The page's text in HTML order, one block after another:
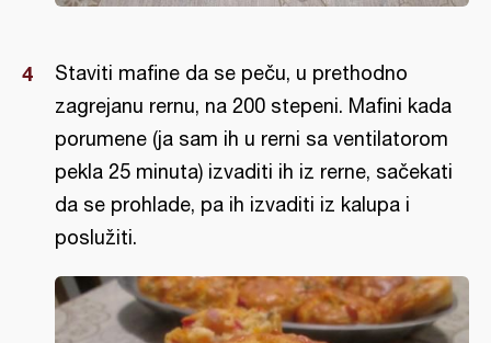
Staviti mafine da se peču, u prethodno
zagrejanu rernu, na 200 stepeni. Mafini kada
porumene (ja sam ih u rerni sa ventilatorom
pekla 25 minuta) izvaditi ih iz rerne, sačekati
da se prohlade, pa ih izvaditi iz kalupa i
poslužiti.